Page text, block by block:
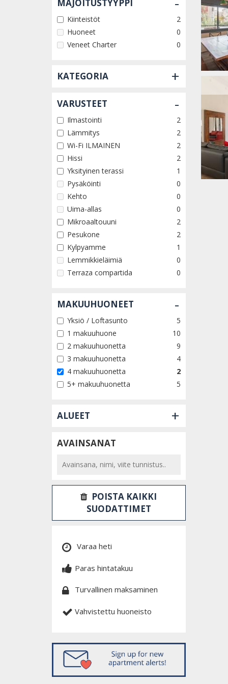
MAJOITUSTYYPPI
Kiinteistöt
2
Huoneet
0
Veneet Charter
0
KATEGORIA +
VARUSTEET -
Ilmastointi
2
Lämmitys
2
Wi-Fi ILMAINEN
2
Hissi
2
Yksityinen terassi
1
Pysäköinti
0
Kehto
0
Uima-allas
0
Mikroaaltouuni
2
Pesukone
2
Kylpyamme
1
Lemmikkieläimiä
0
Terraza compartida
0
MAKUUHUONEET -
Yksiö / Loftasunto
5
1 makuuhuone
10
2 makuuhuonetta
9
3 makuuhuonetta
4
4 makuuhuonetta
2
5+ makuuhuonetta
5
ALUEET +
AVAINSANAT
POISTA KAIKKI
SUODATTIMET
Varaa heti
Paras hintatakuu
Turvallinen maksaminen
Vahvistettu huoneisto